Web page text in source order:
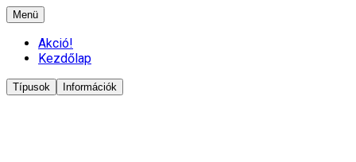
Menü
Akció!
Kezdőlap
Típusok Információk